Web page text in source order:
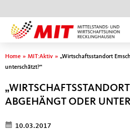
Sie sind hier
Home » MIT:Aktiv » „Wirtschaftsstandort
unterschätzt?“
ABGEHÄNGT ODER
10.03.2017